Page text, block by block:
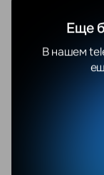
Складной
перед
Apple десять лет
на гибких
Еще
В нашем